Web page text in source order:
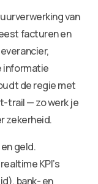
van
facturen en
informatie
de regie met
trail — zo werk je
zekerheid.
geld.
KPI’s
bank- en